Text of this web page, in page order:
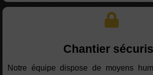
Chantier
Notre équipe dispose de moyens